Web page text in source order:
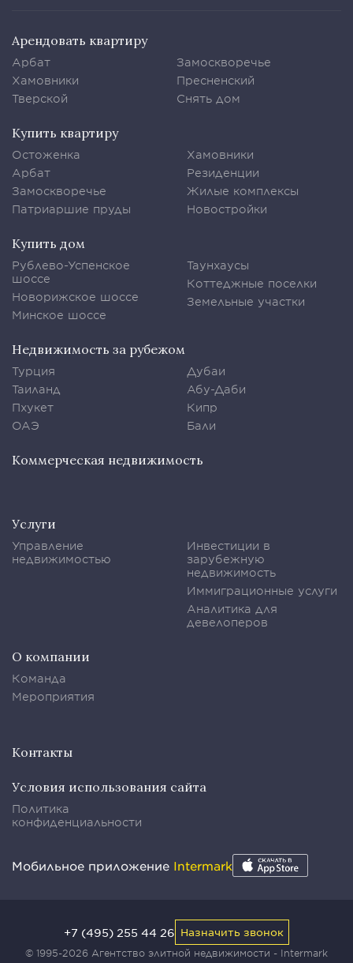
Арендовать квартиру
Арбат
Хамовники
Тверской
Замоскворечье
Пресненский
Снять дом
Купить квартиру
Остоженка
Арбат
Замоскворечье
Патриаршие пруды
Хамовники
Резиденции
Жилые комплексы
Новостройки
Купить дом
Рублево-Успенское
шоссе
Новорижское шоссе
Минское шоссе
Таунхаусы
Коттеджные поселки
Земельные участки
Недвижимость за рубежом
Турция
Таиланд
Пхукет
ОАЭ
Дубаи
Абу-Даби
Кипр
Бали
Коммерческая недвижимость
Услуги
Управление
недвижимостью
Инвестиции в
зарубежную
недвижимость
Иммиграционные услуги
Аналитика для
девелоперов
О компании
Команда
Мероприятия
Контакты
Условия использования сайта
Политика
конфиденциальности
Мобильное приложение Intermark
© 1995-2026 Агентство элитной недвижимости - Intermark
+7 (495) 255 44 26 Назначить звонок